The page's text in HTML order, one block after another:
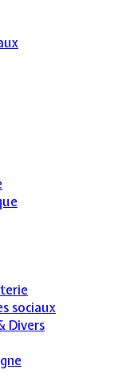
sociaux
Divers